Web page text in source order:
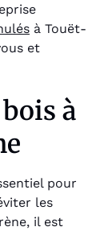
à Touët-
et
à
pour
les
il est